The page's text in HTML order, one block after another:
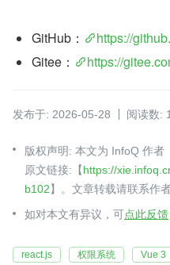
GitHub：
https://
Gitee：
https://
发布于: 2026-05-28 阅读数:
版权声明: 本文为 InfoQ 作者
原文链接:【https://
b102】。文章转载请联系作者
如对本文有异议，可点此反馈
react.js 权限系统 Vue 3